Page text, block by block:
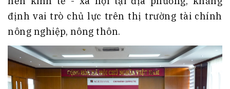
định vai trò chủ lực trên thị trường tài chính
nông nghiệp, nông thôn.